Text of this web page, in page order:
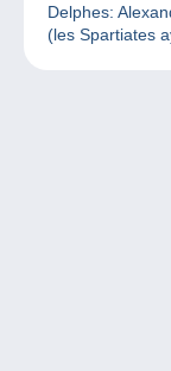
Delphes:
(les Spartiates